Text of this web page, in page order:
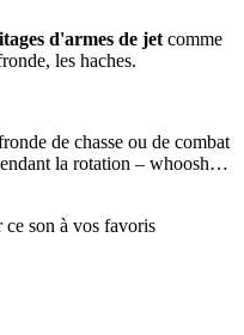
d'armes de jet comme
les haches.
de chasse ou de combat
la rotation – whoosh…